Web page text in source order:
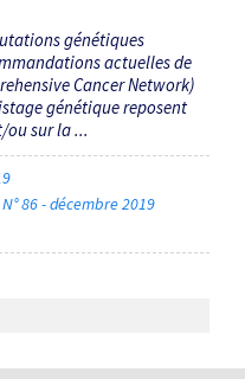
génétiques
actuelles de
Cancer Network)
génétique reposent
sur la ...
86 - décembre 2019